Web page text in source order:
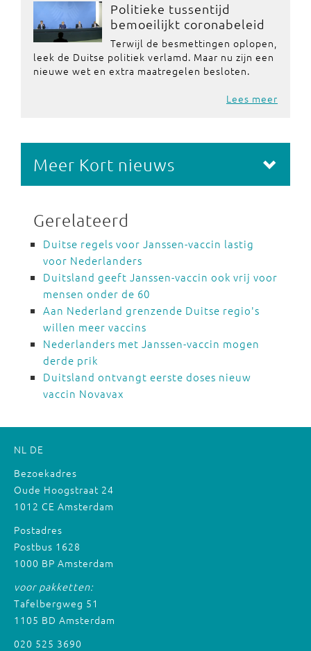
Politieke tussentijd
bemoeilijkt coronabeleid
Terwijl de besmettingen oplopen,
leek de Duitse politiek verlamd. Maar nu zijn een
nieuwe wet en extra maatregelen besloten.
Lees meer
Meer Kort nieuws
Gerelateerd
Duitse regels voor Janssen-vaccin lastig
voor Nederlanders
Duitsland geeft Janssen-vaccin ook vrij voor
mensen onder de 60
Aan Nederland grenzende Duitse regio's
willen meer vaccins
Nederlanders met Janssen-vaccin mogen
derde prik
Duitsland ontvangt eerste doses nieuw
vaccin Novavax
NL DE
Bezoekadres
Oude Hoogstraat 24
1012 CE Amsterdam
Postadres
Postbus 1628
1000 BP Amsterdam
voor pakketten:
Tafelbergweg 51
1105 BD Amsterdam
020 525 3690